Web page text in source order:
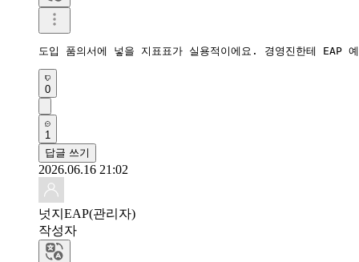
도입 품의서에 넣을 지표표가 실용적이에요. 경영진한테 EAP
0
1
답글 쓰기
2026.06.16 21:02
넛지EAP(관리자)
작성자